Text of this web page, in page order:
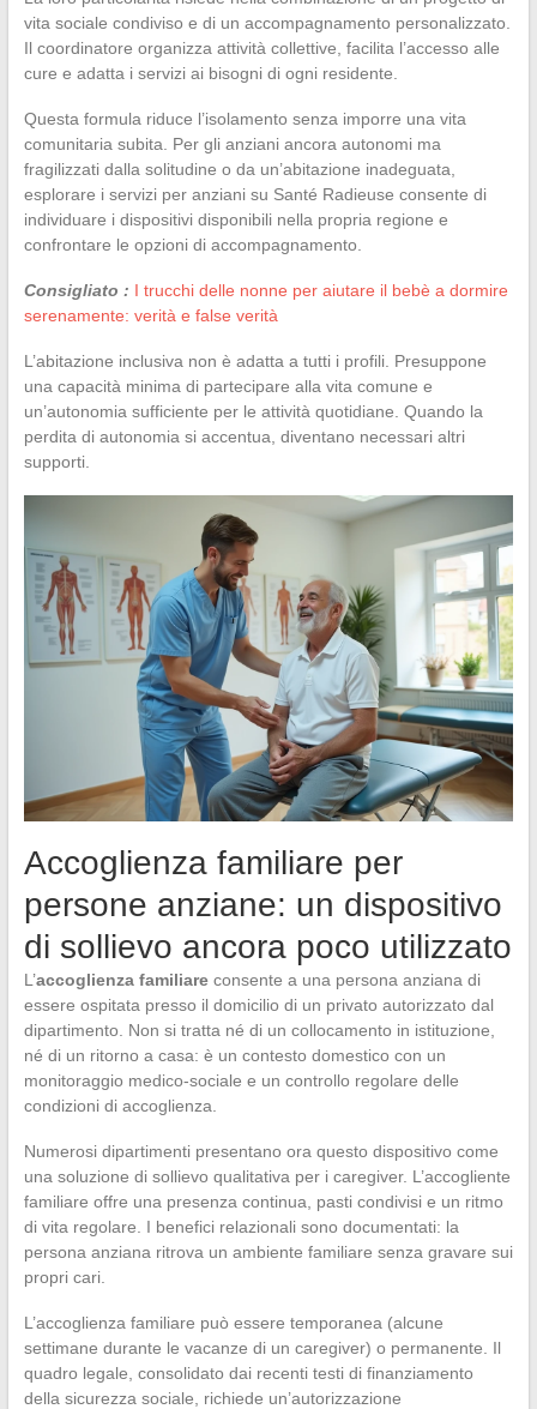
vita sociale condiviso e di un accompagnamento personalizzato.
Il coordinatore organizza attività collettive, facilita l’accesso alle
cure e adatta i servizi ai bisogni di ogni residente.
Questa formula riduce l’isolamento senza imporre una vita
comunitaria subita. Per gli anziani ancora autonomi ma
fragilizzati dalla solitudine o da un’abitazione inadeguata,
esplorare i servizi per anziani su Santé Radieuse consente di
individuare i dispositivi disponibili nella propria regione e
confrontare le opzioni di accompagnamento.
Consigliato : I trucchi delle nonne per aiutare il bebè a dormire
serenamente: verità e false verità
L’abitazione inclusiva non è adatta a tutti i profili. Presuppone
una capacità minima di partecipare alla vita comune e
un’autonomia sufficiente per le attività quotidiane. Quando la
perdita di autonomia si accentua, diventano necessari altri
supporti.
Accoglienza familiare per
persone anziane: un dispositivo
di sollievo ancora poco utilizzato
L’accoglienza familiareconsente a una persona anziana di
essere ospitata presso il domicilio di un privato autorizzato dal
dipartimento. Non si tratta né di un collocamento in istituzione,
né di un ritorno a casa: è un contesto domestico con un
monitoraggio medico-sociale e un controllo regolare delle
condizioni di accoglienza.
Numerosi dipartimenti presentano ora questo dispositivo come
una soluzione di sollievo qualitativa per i caregiver. L’accogliente
familiare offre una presenza continua, pasti condivisi e un ritmo
di vita regolare. I benefici relazionali sono documentati: la
persona anziana ritrova un ambiente familiare senza gravare sui
propri cari.
L’accoglienza familiare può essere temporanea (alcune
settimane durante le vacanze di un caregiver) o permanente. Il
quadro legale, consolidato dai recenti testi di finanziamento
della sicurezza sociale, richiede un’autorizzazione